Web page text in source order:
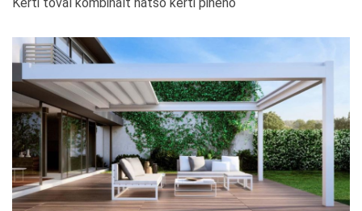
Kerti tóval kombinált hátsó kerti pihenő